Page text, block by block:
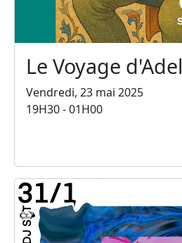
Le Voyage d'Adel
Vendredi, 23 mai 2025
19H30 - 01H00